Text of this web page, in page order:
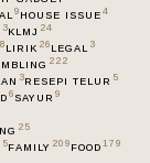
9 HOUSE ISSUE 4
3KLMJ 24
LIRIK 26 LEGAL3
222
3RESEPI TELUR 5
6 SAYUR 9
25
FAMILY 209 FOOD 179